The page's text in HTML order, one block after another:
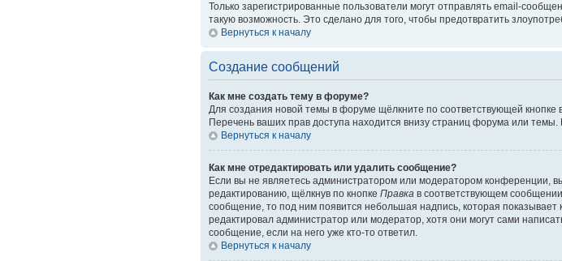
Только зарегистрированные пользователи могут отправлять email-
такую возможность. Это сделано для того, чтобы предотвратить
Вернуться к началу
Создание сообщений
Как мне создать тему в форуме?
Для создания новой темы в форуме щёлкните по соответствующей
Перечень ваших прав доступа находится внизу страниц форума или
Вернуться к началу
Как мне отредактировать или удалить сообщение?
Если вы не являетесь администратором или модератором конференции,
редактированию, щёлкнув по кнопке Правка в соответствующем
сообщение, то под ним появится небольшая надпись, которая
редактировал администратор или модератор, хотя они могут сами
сообщение, если на него уже кто-то ответил.
Вернуться к началу